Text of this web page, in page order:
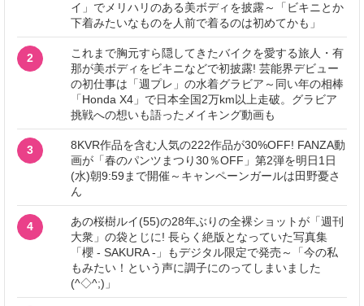
イ」でメリハリのある美ボディを披露～「ビキニとか
下着みたいなものを人前で着るのは初めてかも」
2
これまで胸元すら隠してきたバイクを愛する旅人・有
那が美ボディをビキニなどで初披露! 芸能界デビュー
の初仕事は「週プレ」の水着グラビア～同い年の相棒
「Honda X4」で日本全国2万km以上走破。グラビア
挑戦への想いも語ったメイキング動画も
3
8KVR作品を含む人気の222作品が30%OFF! FANZA動
画が「春のパンツまつり30％OFF」第2弾を明日1日
(水)朝9:59まで開催～キャンペーンガールは田野憂さ
ん
4
あの桜樹ルイ(55)の28年ぶりの全裸ショットが「週刊
大衆」の袋とじに! 長らく絶版となっていた写真集
「櫻 - SAKURA -」もデジタル限定で発売～「今の私
もみたい！という声に調子にのってしまいました
(^◇^;)」